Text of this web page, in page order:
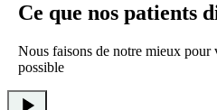
Ce que nos patients
Nous faisons de notre mieux
possible